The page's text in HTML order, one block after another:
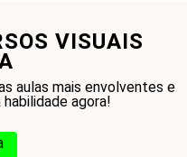
VISUAIS
aulas mais envolventes e
agora!
Na Jornada